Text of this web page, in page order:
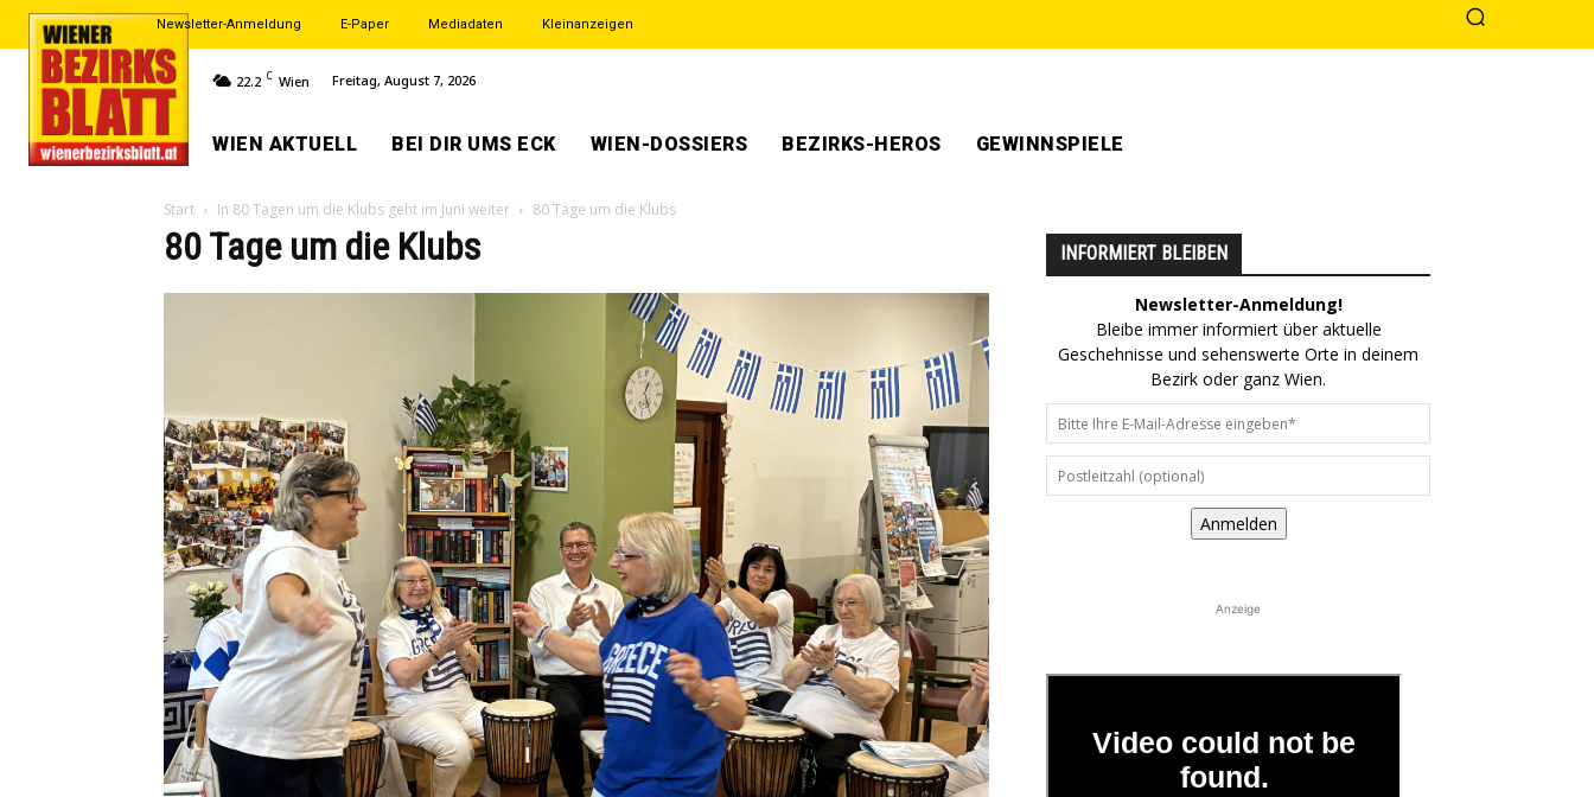
Newsletter-Anmeldung E-Paper Mediadaten Kleinanzeigen
22.2 C Wien Freitag, August 7, 2026
WIEN AKTUELL BEI DIR UMS ECK WIEN-DOSSIERS BEZIRKS-HEROS GEWINNSPIELE
Start In 80 Tagen um die Klubs geht im Juni weiter 80 Tage um die Klubs
80 Tage um die Klubs INFORMIERT BLEIBEN
Newsletter-Anmeldung!
Bleibe immer informiert über aktuelle
Geschehnisse und sehenswerte Orte in deinem
Bezirk oder ganz Wien.
Anmelden
Anzeige